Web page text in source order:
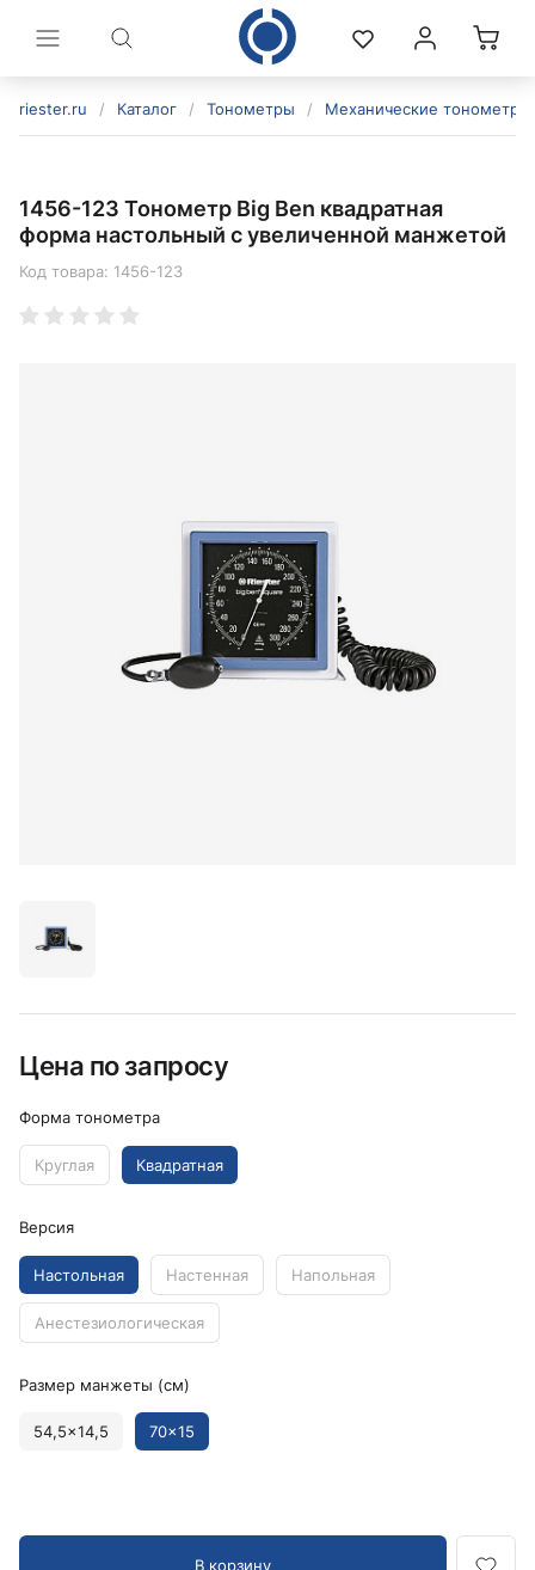
riester.ru / Каталог / Тонометры / Механические тонометры
1456-123 Тонометр Big Ben квадратная
форма настольный с увеличенной манжетой
Код товара: 1456-123
Цена по запросу
Форма тонометра
Круглая Квадратная
Версия
Настольная Настенная Напольная
Анестезиологическая
Размер манжеты (см)
54,5x14,5 70x15
В корзину